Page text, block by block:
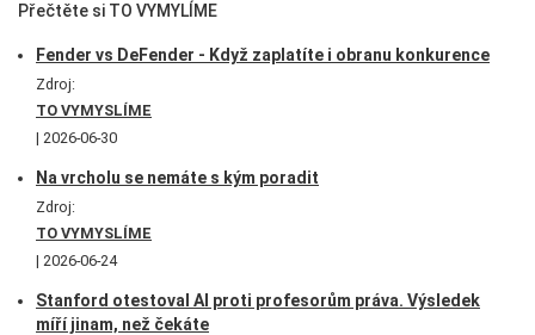
Přečtěte si TO VYMYLÍME
Fender vs DeFender - Když zaplatíte i obranu konkurence
Zdroj:
TO VYMYSLÍME
2026-06-30
Na vrcholu se nemáte s kým poradit
Zdroj:
TO VYMYSLÍME
2026-06-24
Stanford otestoval AI proti profesorům práva. Výsledek
míří jinam, než čekáte